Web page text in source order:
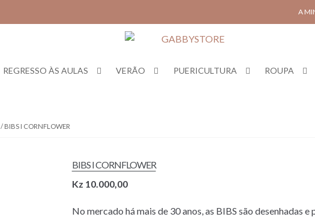
A
REGRESSO ÀS AULAS VERÃO PUERICULTURA ROUPA
/ BIBS I CORNFLOWER
BIBS I CORNFLOWER
Kz 10.000,00
No mercado há mais de 30 anos, as BIBS são desenhadas